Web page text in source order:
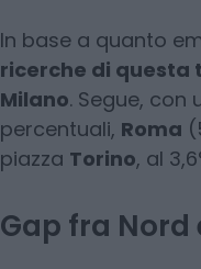
In base a quanto
ricerche di questa
Milano. Segue,
percentuali, Roma
piazza Torino, al
Gap fra Nord